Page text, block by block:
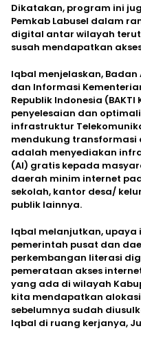
Dikatakan, program ini
Pemkab Labusel dalam
digital antar wilayah
susah mendapatkan
Iqbal menjelaskan,
dan Informasi
Republik Indonesia
penyelesaian dan
infrastruktur
mendukung
adalah menyediakan
(AI) gratis kepada
daerah minim internet
sekolah, kantor desa/
publik lainnya.
Iqbal melanjutkan, upaya
pemerintah pusat dan
perkembangan literasi
pemerataan akses
yang ada di wilayah
kita mendapatkan
sebelumnya sudah
Iqbal di ruang kerjanya,